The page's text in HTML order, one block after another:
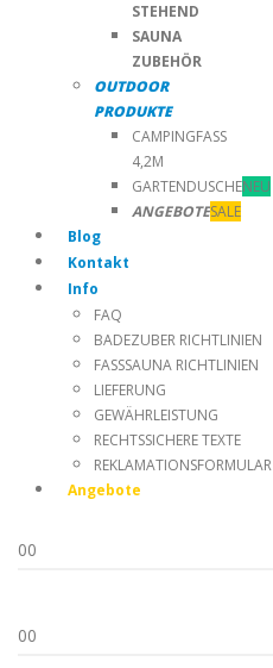
STEHEND
SAUNA
ZUBEHÖR
OUTDOOR
PRODUKTE
CAMPINGFASS
4,2M
GARTENDUSCHENEU
ANGEBOTESALE
Blog
Kontakt
Info
FAQ
BADEZUBER RICHTLINIEN
FASSSAUNA RICHTLINIEN
LIEFERUNG
GEWÄHRLEISTUNG
RECHTSSICHERE TEXTE
REKLAMATIONSFORMULAR
Angebote
00
00